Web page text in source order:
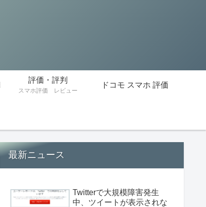
評価・評判
スマホ評価 レビュー
ドコモ スマホ 評価
最新ニュース
Twitterで大規模障害発生
中、ツイートが表示されな